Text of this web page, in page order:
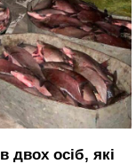
двох осіб, які